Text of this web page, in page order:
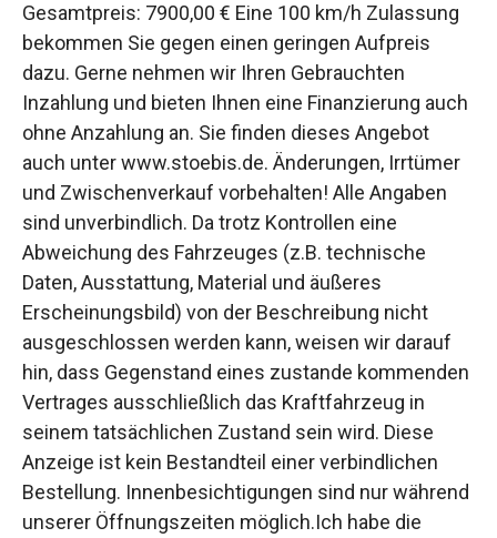
Gesamtpreis: 7900,00 € Eine 100 km/h Zulassung
bekommen Sie gegen einen geringen Aufpreis
dazu. Gerne nehmen wir Ihren Gebrauchten
Inzahlung und bieten Ihnen eine Finanzierung auch
ohne Anzahlung an. ​​​ Sie finden dieses Angebot
auch unter www.stoebis.de. Änderungen, Irrtümer
und Zwischenverkauf vorbehalten! Alle Angaben
sind unverbindlich. Da trotz Kontrollen eine
Abweichung des Fahrzeuges (z.B. technische
Daten, Ausstattung, Material und äußeres
Erscheinungsbild) von der Beschreibung nicht
ausgeschlossen werden kann, weisen wir darauf
hin, dass Gegenstand eines zustande kommenden
Vertrages ausschließlich das Kraftfahrzeug in
seinem tatsächlichen Zustand sein wird. Diese
Anzeige ist kein Bestandteil einer verbindlichen
Bestellung. Innenbesichtigungen sind nur während
unserer Öffnungszeiten möglich.Ich habe die